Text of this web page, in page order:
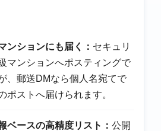
ンションにも届く： セキュリ
マンションへポスティングで
、郵送DMなら個人名宛てで
ポストへ届けられます。
ベースの高精度リスト： 公開